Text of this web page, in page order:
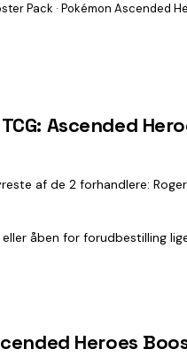
Pack · Pokémon Ascended
Ascended
af de 2 forhandlere:
åben for forudbestilling
Heroes